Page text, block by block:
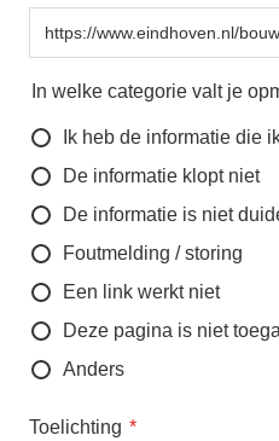
In welke categorie valt je
Ik heb de informatie die
De informatie klopt niet
De informatie is niet
Foutmelding / storing
Een link werkt niet
Deze pagina is niet
Anders
Toelichting